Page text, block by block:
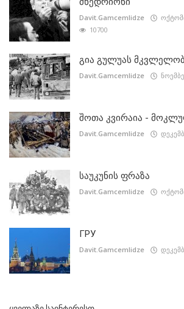
Davit.Gamcemlidze
10700
გია გულუას
Davit.Gamcemlidze
შოთა კვირაია -
Davit.Gamcemlidze
საუკუნის ფრაზა
Davit.Gamcemlidze
ГРУ
Davit.Gamcemlidze